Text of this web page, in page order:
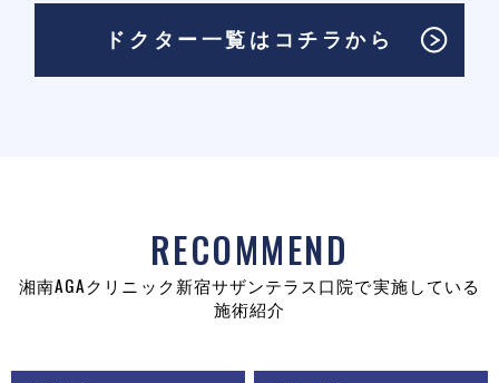
ドクター一覧はコチラから
RECOMMEND
湘南AGAクリニック新宿サザンテラス口院で実施している
施術紹介